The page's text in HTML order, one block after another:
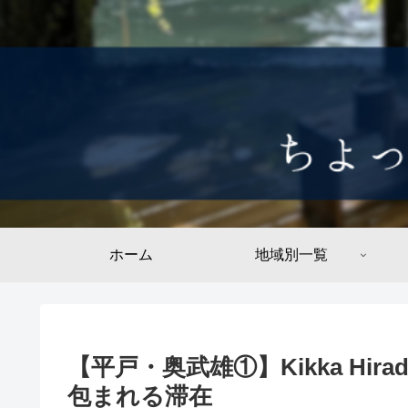
ホーム 地域別一覧
【平戸・奥武雄①】Kikka
包まれる滞在